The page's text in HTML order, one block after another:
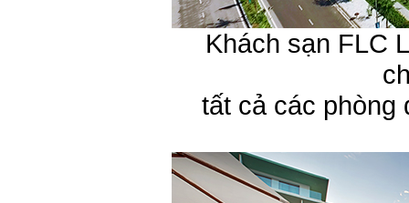
Khách sạn FLC
tất cả các phòng